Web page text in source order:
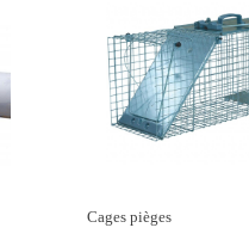
Cages pièges